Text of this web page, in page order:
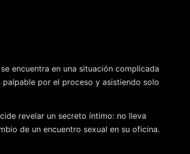
encuentra en una situación complicada
por el proceso y asistiendo solo
revelar un secreto íntimo: no lleva
de un encuentro sexual en su oficina.